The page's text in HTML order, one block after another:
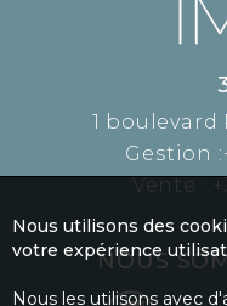
1 boulevard
Gestion :
Vente :
NOUS
Nous utilisons des
votre expérience
Nous les utilisons avec